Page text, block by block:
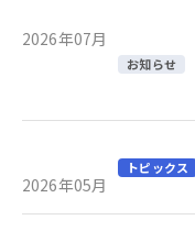
2026年07月
お知らせ
2026年05月
トピックス